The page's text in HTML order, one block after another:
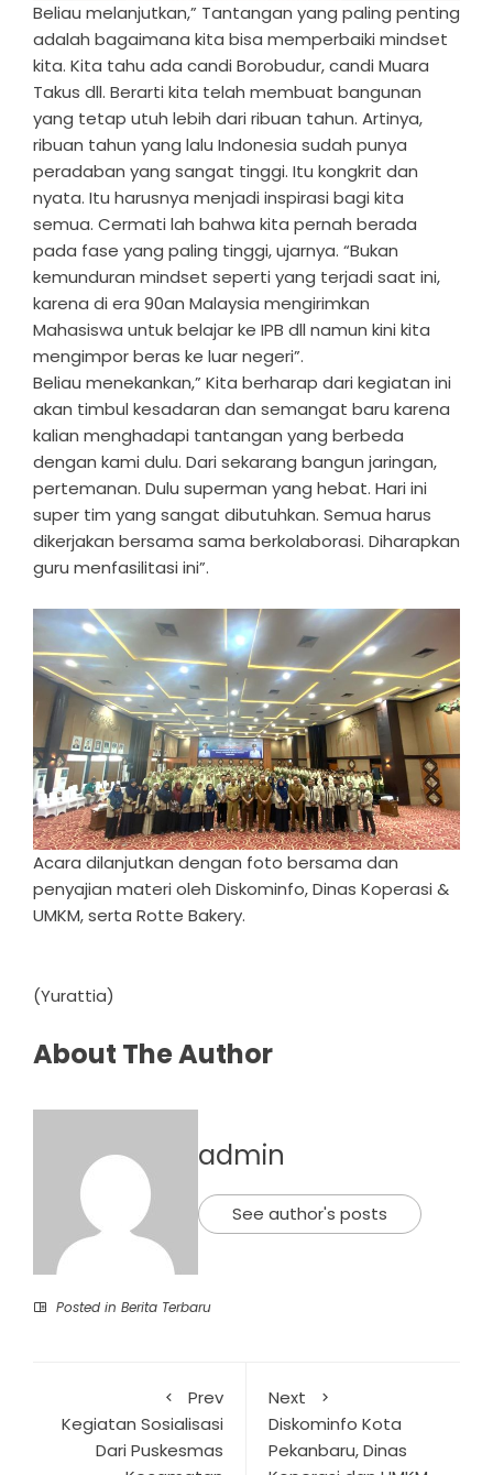
Beliau melanjutkan,” Tantangan yang paling penting
adalah bagaimana kita bisa memperbaiki mindset
kita. Kita tahu ada candi Borobudur, candi Muara
Takus dll. Berarti kita telah membuat bangunan
yang tetap utuh lebih dari ribuan tahun. Artinya,
ribuan tahun yang lalu Indonesia sudah punya
peradaban yang sangat tinggi. Itu kongkrit dan
nyata. Itu harusnya menjadi inspirasi bagi kita
semua. Cermati lah bahwa kita pernah berada
pada fase yang paling tinggi, ujarnya. “Bukan
kemunduran mindset seperti yang terjadi saat ini,
karena di era 90an Malaysia mengirimkan
Mahasiswa untuk belajar ke IPB dll namun kini kita
mengimpor beras ke luar negeri”.
Beliau menekankan,” Kita berharap dari kegiatan ini
akan timbul kesadaran dan semangat baru karena
kalian menghadapi tantangan yang berbeda
dengan kami dulu. Dari sekarang bangun jaringan,
pertemanan. Dulu superman yang hebat. Hari ini
super tim yang sangat dibutuhkan. Semua harus
dikerjakan bersama sama berkolaborasi. Diharapkan
guru menfasilitasi ini”.
Acara dilanjutkan dengan foto bersama dan
penyajian materi oleh Diskominfo, Dinas Koperasi &
UMKM, serta Rotte Bakery.
(Yurattia)
About The Author
admin
See author's posts
Posted in Berita Terbaru
Prev
Kegiatan Sosialisasi
Dari Puskesmas
Next
Diskominfo Kota
Pekanbaru, Dinas